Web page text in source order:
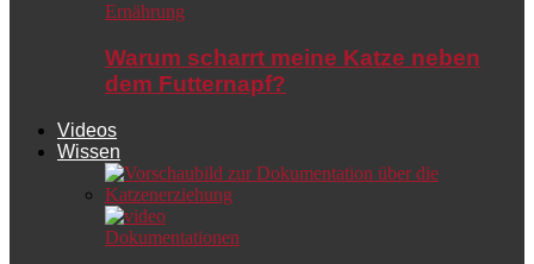
Ernährung
Warum scharrt meine Katze neben
dem Futternapf?
Videos
Wissen
Dokumentationen